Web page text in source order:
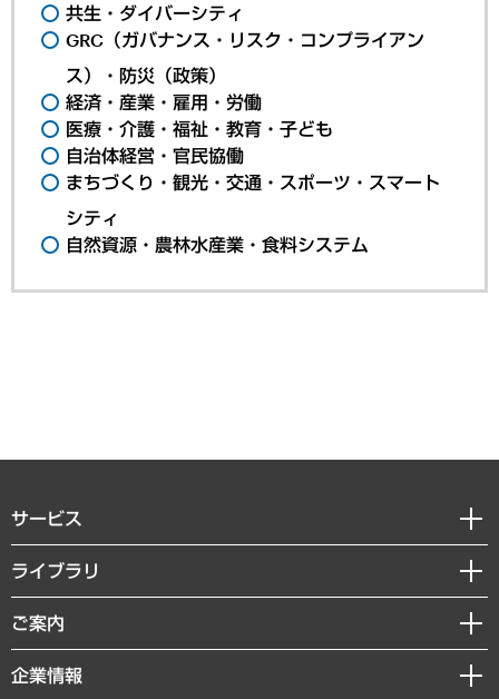
共生・ダイバーシティ
GRC（ガバナンス・リスク・コンプライアン
ス）・防災（政策）
経済・産業・雇用・労働
医療・介護・福祉・教育・子ども
自治体経営・官民協働
まちづくり・観光・交通・スポーツ・スマート
シティ
自然資源・農林水産業・食料システム
サービス
経営戦略
組織・人事戦略
デジタルイノベーション
ライブラリ
経済調査
レポート
コラム
ご案内
セミナー・イベント情報
企業情報